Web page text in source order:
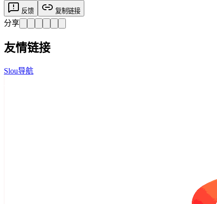
反馈 复制链接
分享
友情链接
Slou导航